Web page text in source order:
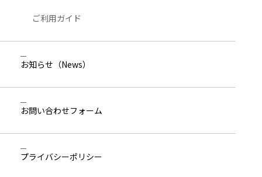
ご利用ガイド
お知らせ （News）
お問い合わせフォーム
プライバシーポリシー